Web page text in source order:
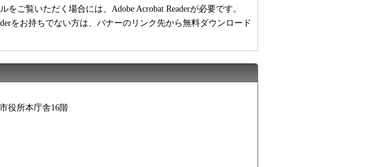
をご覧いただく場合には、Adobe Acrobat Readerが必要です。
をお持ちでない方は、バナーのリンク先から無料ダウンロード
役所本庁舎16階